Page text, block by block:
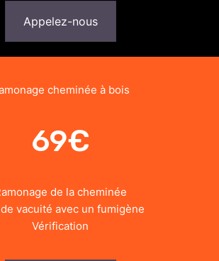
Appelez-nous
cheminée à bois
69€
de la cheminée
vacuité avec un fumigène
Vérification